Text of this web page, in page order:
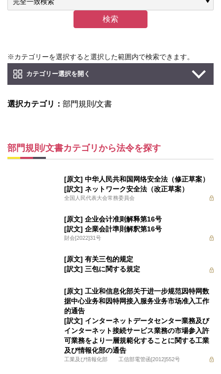
検索
※カテゴリーを選択すると選択した範囲内で検索できます。
カテゴリー選択を開く
選択カテゴリ： 部門規則/文書
部門規則/文書カテゴリから法令を探す
[原文] 中华人民共和国网络安全法（修正草案）
[訳文] ネットワーク安全法（改正草案）
全国人民代表大会常務委員会
[原文] 企业会计准则解释第16号
[訳文] 企業会計準則解釈第16号
財会[2022]31号
[原文] 有关三包的规定
[訳文] 三包に関する規定
[原文] 工业和信息化部关于进一步规范因特网数
据中心业务和因特网接入服务业务市场准入工作
的通告
[訳文] インターネットデータセンター業務及び
インターネット接続サービス業務の市場参入許
可業務をより一層規範化することに関する工業
及び情報化部の通告
工業及び情報化部 工信部電管函[2012]552号